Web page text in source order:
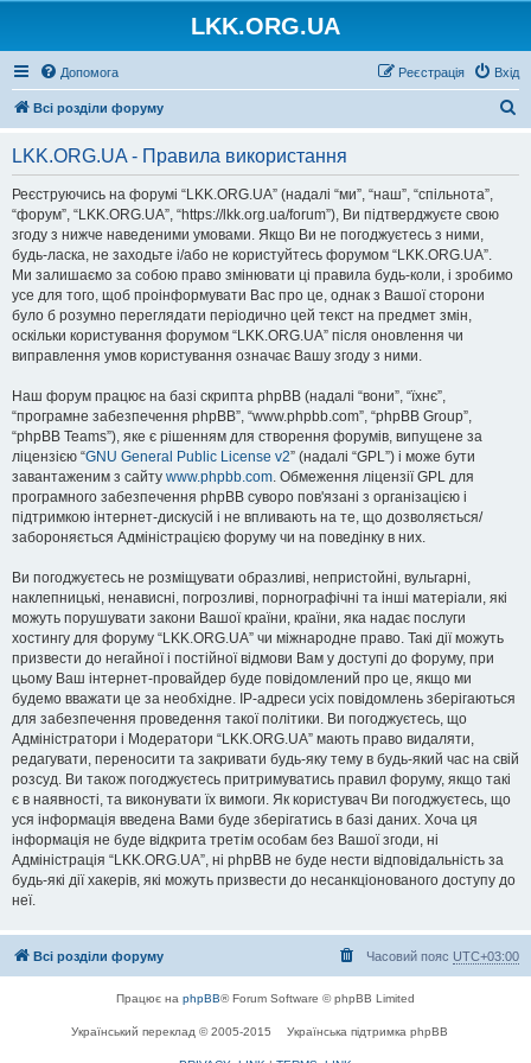
LKK.ORG.UA
Допомога Вхід
Реєстрація
Всі розділи форуму
LKK.ORG.UA - Правила використання
Реєструючись на форумі “LKK.ORG.UA” (надалі “ми”, “наш”, “спільнота”,
“форум”, “LKK.ORG.UA”, “https://lkk.org.ua/forum”), Ви підтверджуєте свою
згоду з нижче наведеними умовами. Якщо Ви не погоджуєтесь з ними,
будь-ласка, не заходьте і/або не користуйтесь форумом “LKK.ORG.UA”.
Ми залишаємо за собою право змінювати ці правила будь-коли, і зробимо
усе для того, щоб проінформувати Вас про це, однак з Вашої сторони
було б розумно переглядати періодично цей текст на предмет змін,
оскільки користування форумом “LKK.ORG.UA” після оновлення чи
виправлення умов користування означає Вашу згоду з ними.
Наш форум працює на базі скрипта phpBB (надалі “вони”, “їхнє”,
“програмне забезпечення phpBB”, “www.phpbb.com”, “phpBB Group”,
“phpBB Teams”), яке є рішенням для створення форумів, випущене за
ліцензією “GNU General Public License v2” (надалі “GPL”) і може бути
завантаженим з сайту www.phpbb.com. Обмеження ліцензії GPL для
програмного забезпечення phpBB суворо пов'язані з організацією і
підтримкою інтернет-дискусій і не впливають на те, що дозволяється/
забороняється Адміністрацією форуму чи на поведінку в них.
Ви погоджуєтесь не розміщувати образливі, непристойні, вульгарні,
наклепницькі, ненависні, погрозливі, порнографічні та інші матеріали, які
можуть порушувати закони Вашої країни, країни, яка надає послуги
хостингу для форуму “LKK.ORG.UA” чи міжнародне право. Такі дії можуть
призвести до негайної і постійної відмови Вам у доступі до форуму, при
цьому Ваш інтернет-провайдер буде повідомлений про це, якщо ми
будемо вважати це за необхідне. IP-адреси усіх повідомлень зберігаються
для забезпечення проведення такої політики. Ви погоджуєтесь, що
Адміністратори і Модератори “LKK.ORG.UA” мають право видаляти,
редагувати, переносити та закривати будь-яку тему в будь-який час на свій
розсуд. Ви також погоджуєтесь притримуватись правил форуму, якщо такі
є в наявності, та виконувати їх вимоги. Як користувач Ви погоджуєтесь, що
уся інформація введена Вами буде зберігатись в базі даних. Хоча ця
інформація не буде відкрита третім особам без Вашої згоди, ні
Адміністрація “LKK.ORG.UA”, ні phpBB не буде нести відповідальність за
будь-які дії хакерів, які можуть призвести до несанкціонованого доступу до
неї.
Всі розділи форуму Часовий пояс UTC+03:00
Працює на phpBB® Forum Software © phpBB Limited
Український переклад © 2005-2015 Українська підтримка phpBB